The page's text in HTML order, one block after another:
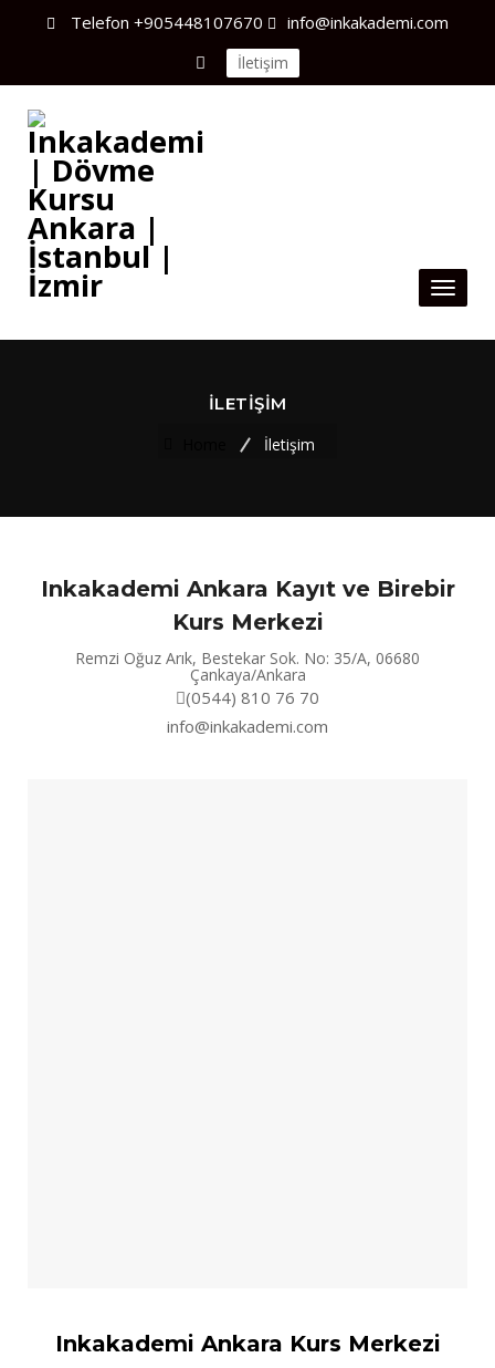
Telefon +905448107670 info@inkakademi.com
İletişim
Toggle
İLETIŞIM
İletişim
Inkakademi Ankara Kayıt ve Birebir
Kurs Merkezi
Remzi Oğuz Arık, Bestekar Sok. No: 35/A, 06680
Çankaya/Ankara
(0544) 810 76 70
info@inkakademi.com
Inkakademi Ankara Kurs Merkezi